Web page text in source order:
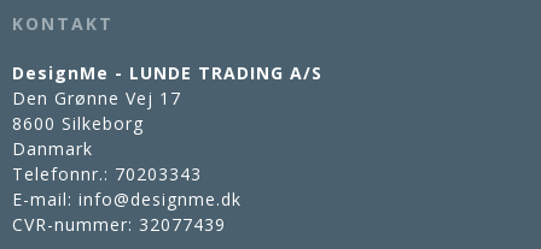
KONTAKT
DesignMe - LUNDE TRADING A/S
Den Grønne Vej 17
8600 Silkeborg
Danmark
Telefonnr.: 70203343
E-mail: info@designme.dk
CVR-nummer: 32077439